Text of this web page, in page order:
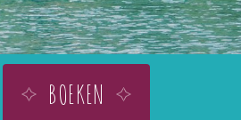
BOEKEN